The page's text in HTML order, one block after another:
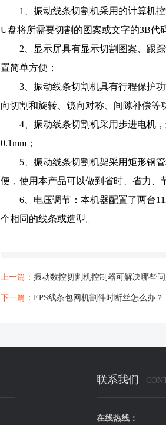
1、振动线条切割机采用的计算机
U盘将所需要切割的图案或文字的3B代
2、显示屏具有显示切割图案、跟
置简单方便；
3、振动线条切割机具有行程保护
向切割和旋转、镜向对称、间隙补偿等
4、振动线条切割机采用步进电机
0.1mm；
5、振动线条切割机架采用矩形钢
便，使用本产品可以做到省时、省力、
6、电压调节：本机器配置了两台
个相同的线条或造型。
上一篇： 振动数控切割机控制器可解决哪些问
下一篇： EPS线条包网机割件时断丝怎么办？
联系我们
在线热线：